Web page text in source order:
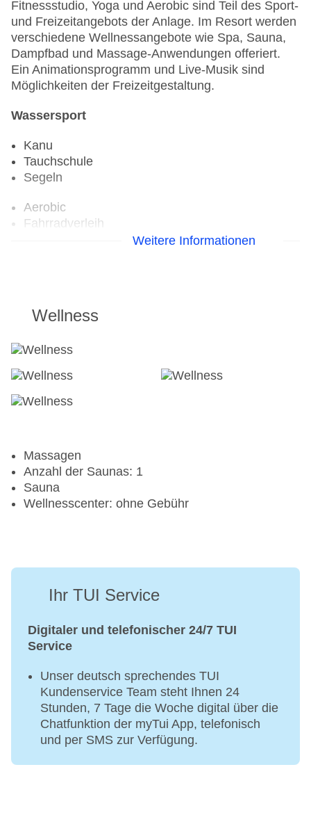
Fitnessstudio, Yoga und Aerobic sind Teil des Sport-
und Freizeitangebots der Anlage. Im Resort werden
verschiedene Wellnessangebote wie Spa, Sauna,
Dampfbad und Massage-Anwendungen offeriert.
Ein Animationsprogramm und Live-Musik sind
Möglichkeiten der Freizeitgestaltung.
Wassersport
Kanu
Tauchschule
Segeln
Aerobic
Fahrradverleih
Weitere Informationen
Wellness
Massagen
Anzahl der Saunas: 1
Sauna
Wellnesscenter: ohne Gebühr
Ihr TUI Service
Digitaler und telefonischer 24/7 TUI
Service
Unser deutsch sprechendes TUI
Kundenservice Team steht Ihnen 24
Stunden, 7 Tage die Woche digital über die
Chatfunktion der myTui App, telefonisch
und per SMS zur Verfügung.